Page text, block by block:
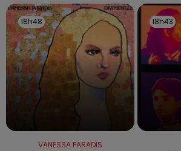
18h48
18h48
VANESSA PARADIS
18h43
18h43